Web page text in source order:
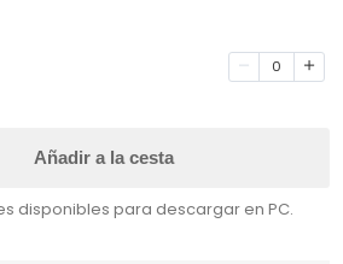
0
Añadir a la cesta
disponibles para descargar en PC.